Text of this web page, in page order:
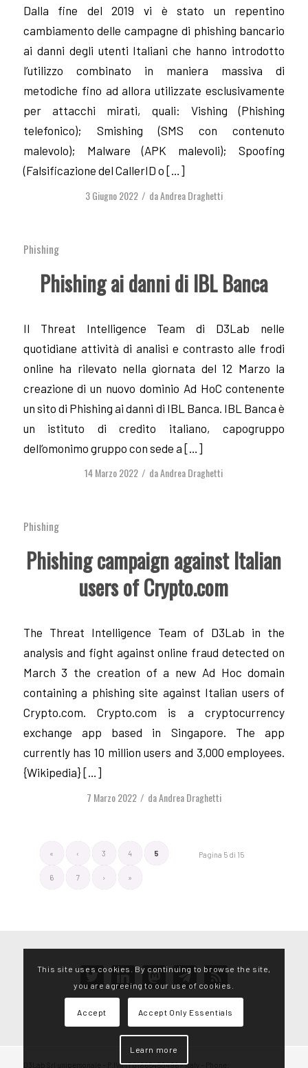
Dalla fine del 2019 vi è stato un repentino
cambiamento delle campagne di phishing bancario
ai danni degli utenti Italiani che hanno introdotto
l’utilizzo combinato in maniera massiva di
metodiche fino ad allora utilizzate esclusivamente
per attacchi mirati, quali: Vishing (Phishing
telefonico); Smishing (SMS con contenuto
malevolo); Malware (APK malevoli); Spoofing
(Falsificazione del CallerID o […]
3 Giugno 2022 / daAndrea Draghetti
Phishing
Phishing ai danni di IBL Banca
Il Threat Intelligence Team di D3Lab nelle
quotidiane attività di analisi e contrasto alle frodi
online ha rilevato nella giornata del 12 Marzo la
creazione di un nuovo dominio Ad HoC contenente
un sito di Phishing ai danni di IBL Banca. IBL Banca è
un istituto di credito italiano, capogruppo
dell’omonimo gruppo con sede a […]
14 Marzo 2022 / daAndrea Draghetti
Phishing
Phishing campaign against Italian
users of Crypto.com
The Threat Intelligence Team of D3Lab in the
analysis and fight against online fraud detected on
March 3 the creation of a new Ad Hoc domain
containing a phishing site against Italian users of
Crypto.com. Crypto.com is a cryptocurrency
exchange app based in Singapore. The app
currently has 10 million users and 3,000 employees.
{Wikipedia} […]
7 Marzo 2022 / daAndrea Draghetti
Pagina 5 di 15
« ‹ 3 4 5
6 7 › »
twitterlinkedinmastodontelegramrss
D3Lab Srl unipersonale – P.IVA IT01865450496 – Italy – Phone:
This site uses cookies. By continuing to browse the site,
you are agreeing to our use of cookies.
Accept Accept Only Essentials
Learn more